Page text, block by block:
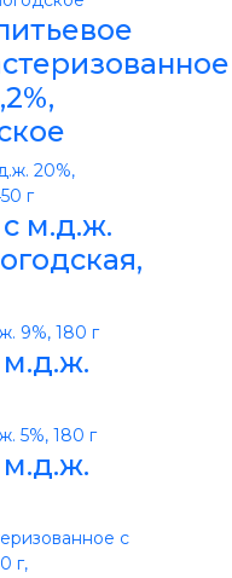
м.д.ж.
м.д.ж.
м.д.ж.